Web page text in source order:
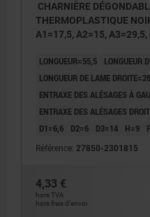
CHARNIÈRE
THERMOPLASTIQUE
A1=17,5, A2=15, A3=29,5,
LONGUEUR=55,5
LONGUEUR
LONGUEUR DE LAME DROITE=26
ENTRAXE DES ALÉSAGES À
ENTRAXE DES ALÉSAGES
D1=6,6
D2=6 D3=14 H=9
Référence: 27850-2301815
4,33 €
hors TVA
hors frais d’envoi